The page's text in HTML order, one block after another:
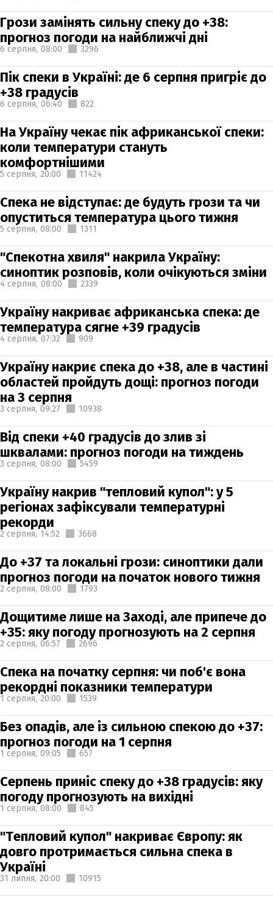
Грози замінять сильну спеку до +38:
прогноз погоди на найближчі дні
6 серпня, 08:00 3296
Пік спеки в Україні: де 6 серпня пригріє до
+38 градусів
6 серпня, 06:40 822
На Україну чекає пік африканської спеки:
коли температури стануть
комфортнішими
5 серпня, 20:00 11424
Спека не відступає: де будуть грози та чи
опуститься температура цього тижня
5 серпня, 08:00 1311
"Спекотна хвиля" накрила Україну:
синоптик розповів, коли очікуються зміни
4 серпня, 08:00 2339
Україну накриває африканська спека: де
температура сягне +39 градусів
4 серпня, 07:32 909
Україну накриє спека до +38, але в частині
областей пройдуть дощі: прогноз погоди
на 3 серпня
3 серпня, 09:27 10938
Від спеки +40 градусів до злив зі
шквалами: прогноз погоди на тиждень
3 серпня, 08:00 5459
Україну накрив "тепловий купол": у 5
регіонах зафіксували температурні
рекорди
2 серпня, 14:52 3668
До +37 та локальні грози: синоптики дали
прогноз погоди на початок нового тижня
2 серпня, 08:00 1793
Дощитиме лише на Заході, але припече до
+35: яку погоду прогнозують на 2 серпня
2 серпня, 06:57 2696
Спека на початку серпня: чи поб'є вона
рекордні показники температури
1 серпня, 20:00 1539
Без опадів, але із сильною спекою до +37:
прогноз погоди на 1 серпня
1 серпня, 09:05 657
Серпень приніс спеку до +38 градусів: яку
погоду прогнозують на вихідні
1 серпня, 08:00 845
"Тепловий купол" накриває Європу: як
довго протримається сильна спека в
Україні
31 липня, 20:00 10915